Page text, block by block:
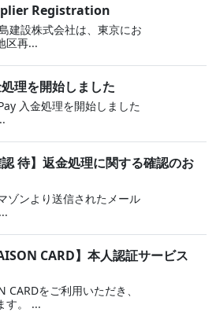
Registration
建設株式会社は、東京にお
区再...
理を開始しました
入金処理を開始しました
待】返金処理に‍関する確認のお
ゾ‍ンより送信されたメール
CARD】本人認証サービス
CARDをご利用いただき、
す。 ...